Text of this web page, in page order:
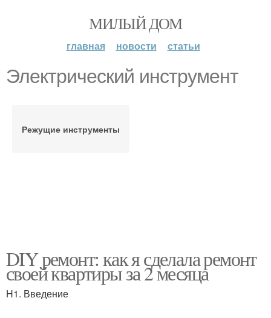
МИЛЫЙ ДОМ
главная новости статьи
Электрический инструмент
Режущие инструменты
DIY ремонт: как я сделала ремонт
своей квартиры за 2 месяца
H1. Введение